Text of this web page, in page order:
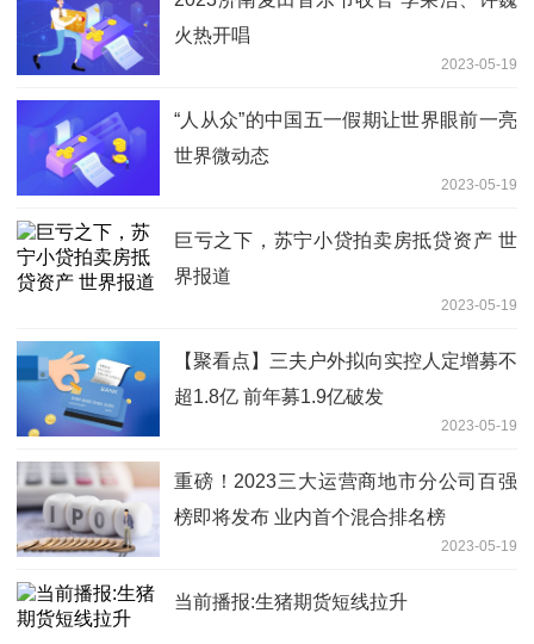
火热开唱
2023-05-19
“人从众”的中国五一假期让世界眼前一亮
世界微动态
2023-05-19
巨亏之下，苏宁小贷拍卖房抵贷资产 世
界报道
2023-05-19
【聚看点】三夫户外拟向实控人定增募不
超1.8亿 前年募1.9亿破发
2023-05-19
重磅！2023三大运营商地市分公司百强
榜即将发布 业内首个混合排名榜
2023-05-19
当前播报:生猪期货短线拉升